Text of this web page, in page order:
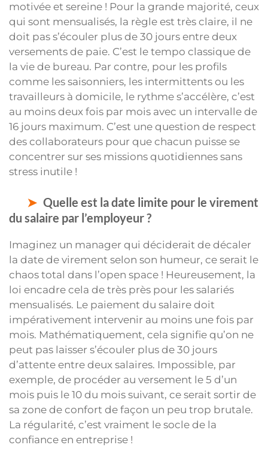
motivée et sereine ! Pour la grande majorité, ceux
qui sont mensualisés, la règle est très claire, il ne
doit pas s’écouler plus de 30 jours entre deux
versements de paie. C’est le tempo classique de
la vie de bureau. Par contre, pour les profils
comme les saisonniers, les intermittents ou les
travailleurs à domicile, le rythme s’accélère, c’est
au moins deux fois par mois avec un intervalle de
16 jours maximum. C’est une question de respect
des collaborateurs pour que chacun puisse se
concentrer sur ses missions quotidiennes sans
stress inutile !
Quelle est la date limite pour le virement
du salaire par l’employeur ?
Imaginez un manager qui déciderait de décaler
la date de virement selon son humeur, ce serait le
chaos total dans l’open space ! Heureusement, la
loi encadre cela de très près pour les salariés
mensualisés. Le paiement du salaire doit
impérativement intervenir au moins une fois par
mois. Mathématiquement, cela signifie qu’on ne
peut pas laisser s’écouler plus de 30 jours
d’attente entre deux salaires. Impossible, par
exemple, de procéder au versement le 5 d’un
mois puis le 10 du mois suivant, ce serait sortir de
sa zone de confort de façon un peu trop brutale.
La régularité, c’est vraiment le socle de la
confiance en entreprise !